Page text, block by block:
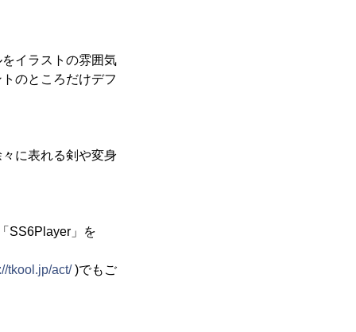
イラストの雰囲気
のところだけデフ
に表れる剣や変身
SS6Player」を
tkool.jp/act/)でもご